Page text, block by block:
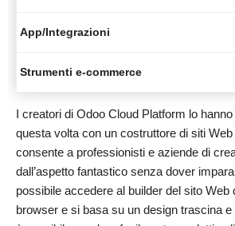
App/Integrazioni
Strumenti e-commerce
I creatori di Odoo Cloud Platform lo
questa volta con un costruttore di siti
consente a professionisti e aziende di
dall’aspetto fantastico senza dover
possibile accedere al builder del sito Web
browser e si basa su un design trascina